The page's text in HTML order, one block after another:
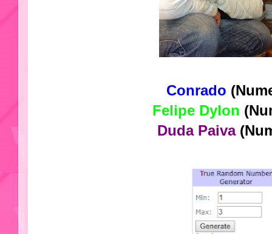
Conrado
Felipe Dylon
Duda Paiva